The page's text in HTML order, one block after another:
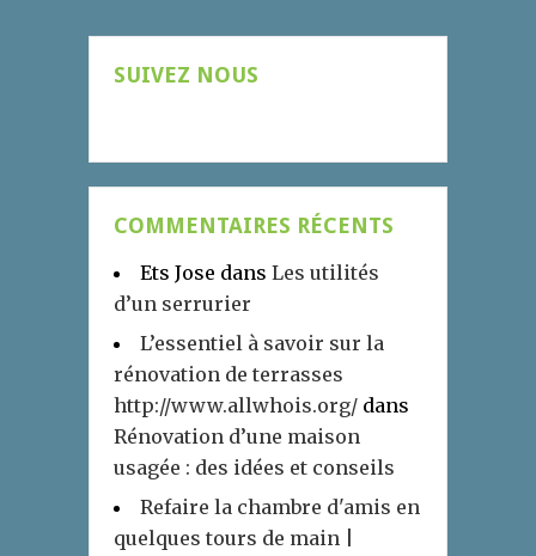
SUIVEZ NOUS
COMMENTAIRES RÉCENTS
Ets Jose dans Les utilités
d’un serrurier
L’essentiel à savoir sur la
rénovation de terrasses
http://www.allwhois.org/ dans
Rénovation d’une maison
usagée : des idées et conseils
Refaire la chambre d'amis en
quelques tours de main |